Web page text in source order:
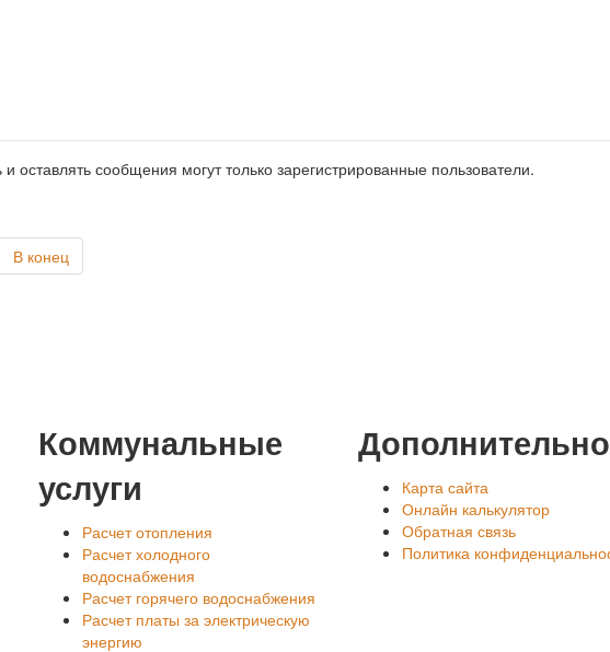
и оставлять сообщения могут только зарегистрированные пользователи.
В конец
Коммунальные
услуги
Расчет отопления
Расчет холодного
водоснабжения
Расчет горячего водоснабжения
Расчет платы за электрическую
энергию
Дополнительно
Карта сайта
Онлайн калькулятор
Обратная связь
Политика